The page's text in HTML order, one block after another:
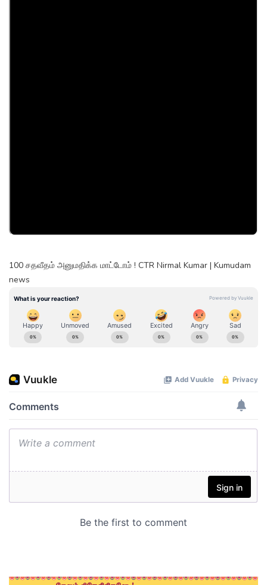
100 சதவீதம் அனுமதிக்க மாட்டோம் ! CTR Nirmal Kumar | Kumudam
news